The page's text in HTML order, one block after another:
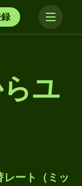
ユ
ート（ミッ